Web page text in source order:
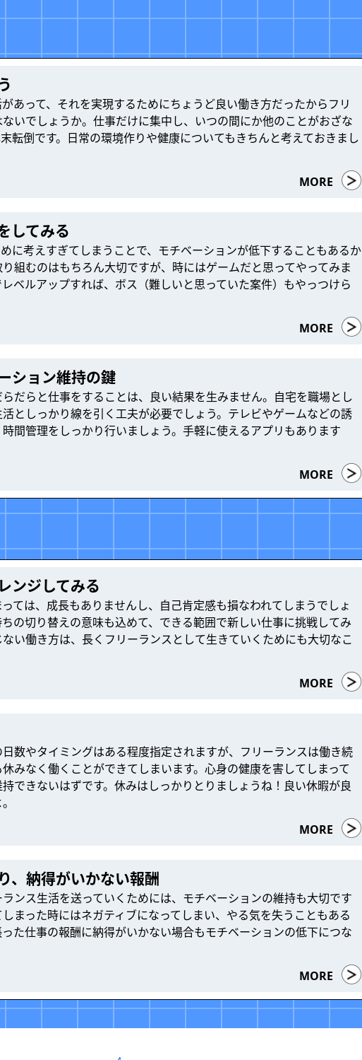
あって、それを実現するためにちょうど良い働き方だったからフリ
いでしょうか。仕事だけに集中し、いつの間にか他のことがおざな
転倒です。日常の環境作りや健康についてもきちんと考えておきまし
MORE
してみる
に考えすぎてしまうことで、モチベーションが低下することもあるか
組むのはもちろん大切ですが、時にはゲームだと思ってやってみま
ベルアップすれば、ボス（難しいと思っていた案件）もやっつけら
MORE
ション維持の鍵
だらと仕事をすることは、良い結果を生みません。自宅を職場とし
としっかり線を引く工夫が必要でしょう。テレビやゲームなどの誘
間管理をしっかり行いましょう。手軽に使えるアプリもあります
MORE
ンジしてみる
ては、成長もありませんし、自己肯定感も損なわれてしまうでしょ
の切り替えの意味も込めて、できる範囲で新しい仕事に挑戦してみ
い働き方は、長くフリーランスとして生きていくためにも大切なこ
MORE
数やタイミングはある程度指定されますが、フリーランスは働き続
みなく働くことができてしまいます。心身の健康を害してしまって
できないはずです。休みはしっかりとりましょうね！良い休暇が良
MORE
、納得がいかない報酬
ンス生活を送っていくためには、モチベーションの維持も大切です
まった時にはネガティブになってしまい、やる気を失うこともある
た仕事の報酬に納得がいかない場合もモチベーションの低下につな
MORE